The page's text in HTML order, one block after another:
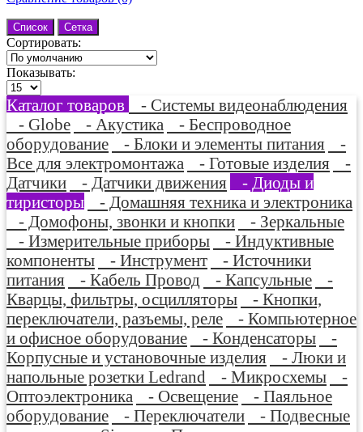
Список Сетка
Сортировать:
Показывать:
Каталог товаров
- Системы видеонаблюдения
- Globe
- Акустика
- Беспроводное
оборудование
- Блоки и элементы питания
-
Все для электромонтажа
- Готовые изделия
-
Датчики
- Датчики движения
- Диоды и
тиристоры
- Домашняя техника и электроника
- Домофоны, звонки и кнопки
- Зеркальные
- Измерительные приборы
- Индуктивные
компоненты
- Инструмент
- Источники
питания
- Кабель Провод - Капсульные
-
Кварцы, фильтры, осцилляторы
- Кнопки,
переключатели, разъемы, реле
- Компьютерное
и офисное оборудование
- Конденсаторы
-
Корпусные и установочные изделия
- Люки и
напольные розетки Ledrand
- Микросхемы
-
Оптоэлектроника
- Освещение
- Паяльное
оборудование
- Переключатели
- Подвесные